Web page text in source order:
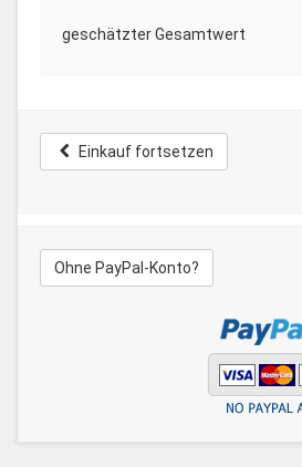
geschätzter Gesamtwert
Einkauf fortsetzen
Ohne PayPal-Konto?